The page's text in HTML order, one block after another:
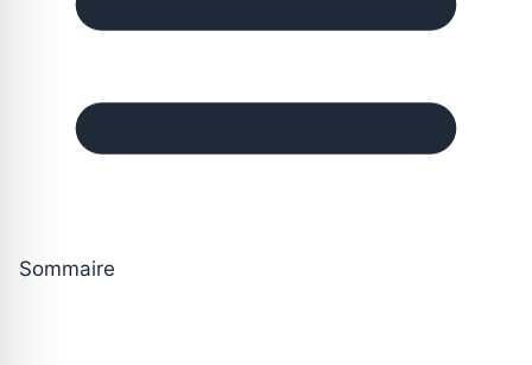
Sommaire